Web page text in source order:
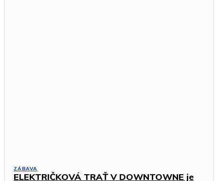
ZÁBAVA
ELEKTRIČKOVÁ TRAŤ V DOWNTOWNE je